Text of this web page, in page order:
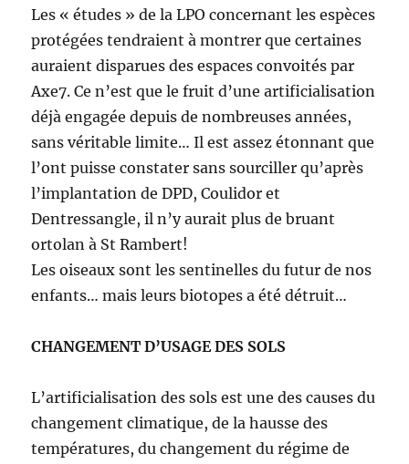
Les « études » de la LPO concernant les espèces
protégées tendraient à montrer que certaines
auraient disparues des espaces convoités par
Axe7. Ce n’est que le fruit d’une artificialisation
déjà engagée depuis de nombreuses années,
sans véritable limite… Il est assez étonnant que
l’ont puisse constater sans sourciller qu’après
l’implantation de DPD, Coulidor et
Dentressangle, il n’y aurait plus de bruant
ortolan à St Rambert!
Les oiseaux sont les sentinelles du futur de nos
enfants… mais leurs biotopes a été détruit…
CHANGEMENT D’USAGE DES SOLS
L’artificialisation des sols est une des causes du
changement climatique, de la hausse des
températures, du changement du régime de